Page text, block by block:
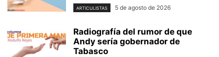
ARTICULISTAS 5 de agosto de 2026
Radiografía del rumor de que
Andy sería gobernador de
Tabasco